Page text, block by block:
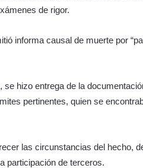
de rigor.
informa causal de muerte por
hizo entrega de la
pertinentes, quien se
las circunstancias del hecho,
participación de terceros.